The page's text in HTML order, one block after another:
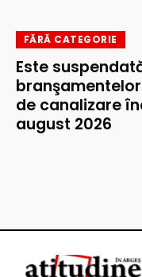
FĂRĂ CATEGORIE
Este
de canalizare
august 2026